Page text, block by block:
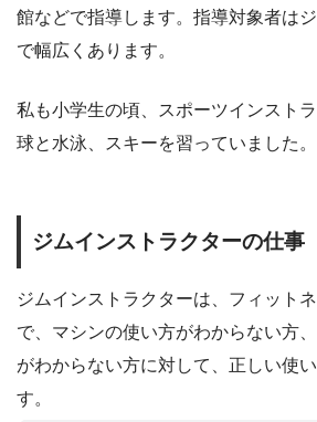
館などで指導します。指導対象者は
で幅広くあります。
私も小学生の頃、スポーツインスト
球と水泳、スキーを習っていました。
ジムインストラクターの仕事
ジムインストラクターは、フィット
で、マシンの使い方がわからない方
がわからない方に対して、正しい使
す。